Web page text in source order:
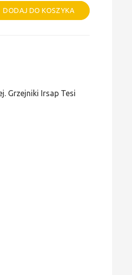
DODAJ DO KOSZYKA
Alternative:
Grzejniki Irsap Tesi